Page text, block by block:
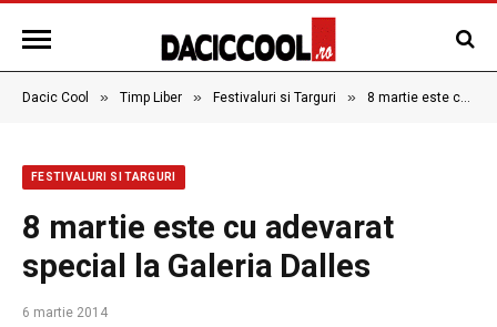
Dacic Cool » Timp Liber » Festivaluri si Targuri » 8 martie este cu adevarat special la Galeria Dalles
FESTIVALURI SI TARGURI
8 martie este cu adevarat
special la Galeria Dalles
6 martie 2014